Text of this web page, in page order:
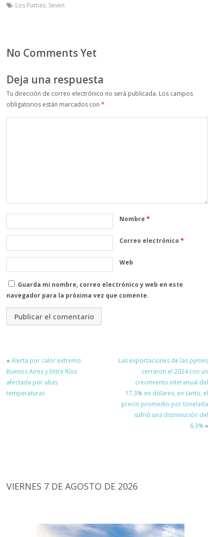
Los Pumas, Seven
No Comments Yet
Deja una respuesta
Tu dirección de correo electrónico no será publicada. Los campos
obligatorios están marcados con*
Nombre*
Correo electrónico*
Web
Guarda mi nombre, correo electrónico y web en este
navegador para la próxima vez que comente.
«Alerta por calor extremo:
Buenos Aires y Entre Ríos
afectada por altas
temperaturas
Las exportaciones de las pymes
cerraron el 2024 con un
crecimiento interanual del
17,3% en dólares, en tanto, el
precio promedio por tonelada
sufrió una disminución del
6,3% »
VIERNES 7 DE AGOSTO DE 2026